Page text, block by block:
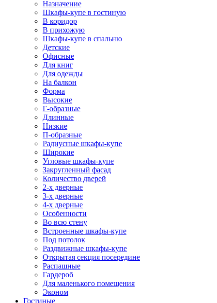
Назначение
Шкафы-купе в гостиную
В коридор
В прихожую
Шкафы-купе в спальню
Детские
Офисные
Для книг
Для одежды
На балкон
Форма
Высокие
Г-образные
Длинные
Низкие
П-образные
Радиусные шкафы-купе
Широкие
Угловые шкафы-купе
Закругленный фасад
Количество дверей
2-х дверные
3-х дверные
4-х дверные
Особенности
Во всю стену
Встроенные шкафы-купе
Под потолок
Раздвижные шкафы-купе
Открытая секция посередине
Распашные
Гардероб
Для маленького помещения
Эконом
Гостиные